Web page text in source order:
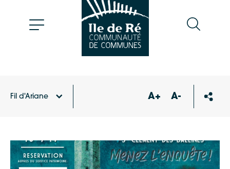
Fil d'Ariane A+ A-